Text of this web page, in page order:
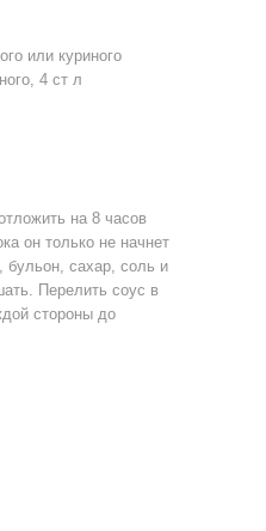
или куриного
4 ст л
на 8 часов
он только не начнет
бульон, сахар, соль и
Перелить соус в
стороны до